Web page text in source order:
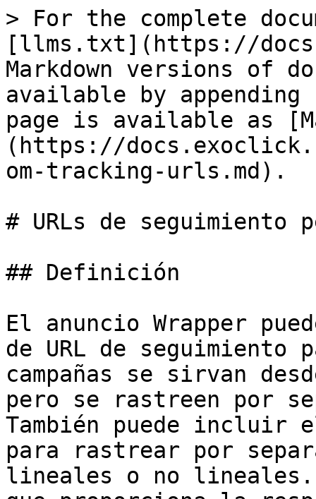
> For the complete
[llms.txt](https://
Markdown versions of
available by
page is available as
(https://
om-tracking-urls.md).
# URLs de seguimiento
## Definición
El anuncio Wrapper
de URL de
campañas se sirvan
pero se rastreen por
También puede incluir
para rastrear por
lineales o no